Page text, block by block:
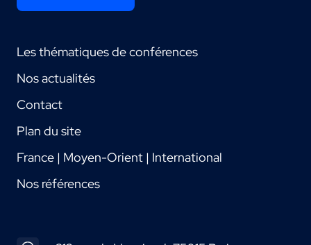
Les thématiques de conférences
Nos actualités
Contact
Plan du site
France | Moyen-Orient | International
Nos références